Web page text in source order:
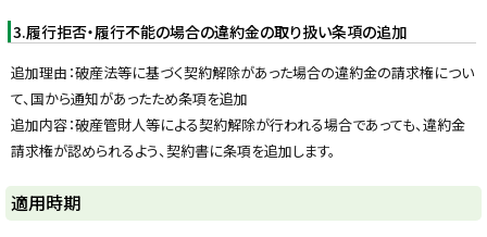
3.履行拒否・履行不能の場合の違約金の取り扱い条項の追加
追加理由：破産法等に基づく契約解除があった場合の違約金の請求権につい
て、国から通知があったため条項を追加
追加内容：破産管財人等による契約解除が行われる場合であっても、違約金
請求権が認められるよう、契約書に条項を追加します。
ト
ッ
適用時期